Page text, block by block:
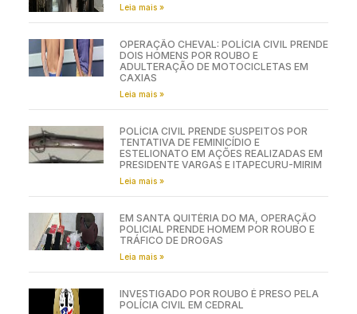
Leia mais »
OPERAÇÃO CHEVAL: POLÍCIA CIVIL PRENDE
DOIS HOMENS POR ROUBO E
ADULTERAÇÃO DE MOTOCICLETAS EM
CAXIAS
Leia mais »
POLÍCIA CIVIL PRENDE SUSPEITOS POR
TENTATIVA DE FEMINICÍDIO E
ESTELIONATO EM AÇÕES REALIZADAS EM
PRESIDENTE VARGAS E ITAPECURU-MIRIM
Leia mais »
EM SANTA QUITÉRIA DO MA, OPERAÇÃO
POLICIAL PRENDE HOMEM POR ROUBO E
TRÁFICO DE DROGAS
Leia mais »
INVESTIGADO POR ROUBO É PRESO PELA
POLÍCIA CIVIL EM CEDRAL